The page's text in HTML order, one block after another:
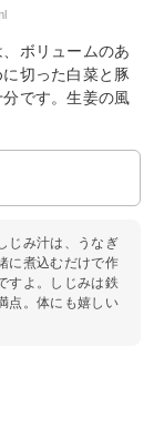
ボリュームのあ
切った白菜と豚
です。生姜の風
じみ汁は、うなぎ
に煮込むだけで作
すよ。しじみは鉄
点。体にも嬉しい